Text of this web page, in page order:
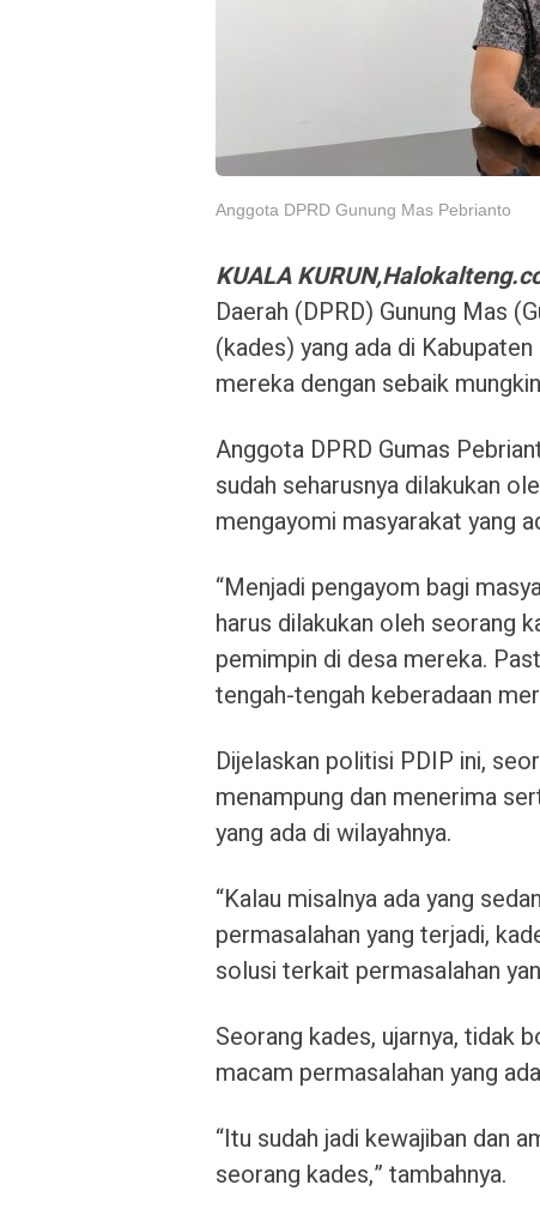
Anggota DPRD Gunung Mas Pebrianto
KUALA
Daerah (DPRD) Gunung Mas
(kades) yang ada di
mereka dengan sebaik
Anggota DPRD Gumas
sudah seharusnya dilakukan
mengayomi masyarakat yang
“Menjadi pengayom bagi
harus dilakukan oleh seorang
pemimpin di desa mereka.
tengah-tengah keberadaan
Dijelaskan politisi PDIP ini,
menampung dan menerima
yang ada di wilayahnya.
“Kalau misalnya ada yang
permasalahan yang terjadi,
solusi terkait permasalahan
Seorang kades, ujarnya, tidak
macam permasalahan yang
“Itu sudah jadi kewajiban dan
seorang kades,” tambahnya.